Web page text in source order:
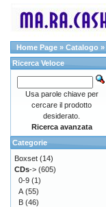
Home Page » Catalogo »
Ricerca Veloce
Usa parole chiave per
cercare il prodotto
desiderato.
Ricerca avanzata
Categorie
Boxset (14)
CDs-> (605)
0-9 (1)
A (55)
B (46)